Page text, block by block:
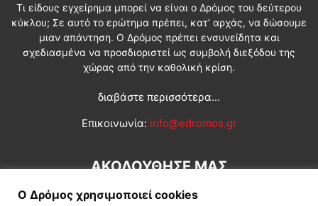
Τι είδους εγχείρημα μπορεί να είναι ο Δρόμος του δεύτερου
κύκλου; Σε αυτό το ερώτημα πρέπει, κατ’ αρχάς, να δώσουμε
μιαν απάντηση. Ο Δρόμος πρέπει ενσυνείδητα και
σχεδιασμένα να προσδιοριστεί ως συμβολή διεξόδου της
χώρας από την καθολική κρίση.
διαβάστε περισσότερα...
Επικοινωνία: info@edromos.gr
ΑΚΟΛΟΥΘΗΣΕ ΜΑΣ
Ο Δρόμος χρησιμοποιεί cookies